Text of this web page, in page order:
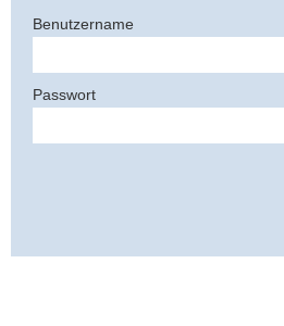
Benutzername
Passwort